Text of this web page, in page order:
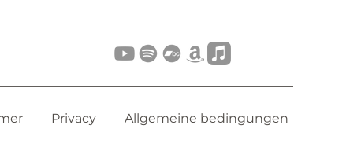
Privacy Allgemeine bedingungen